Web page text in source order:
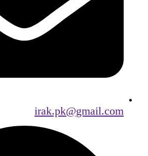
irak.pk@gmail.com